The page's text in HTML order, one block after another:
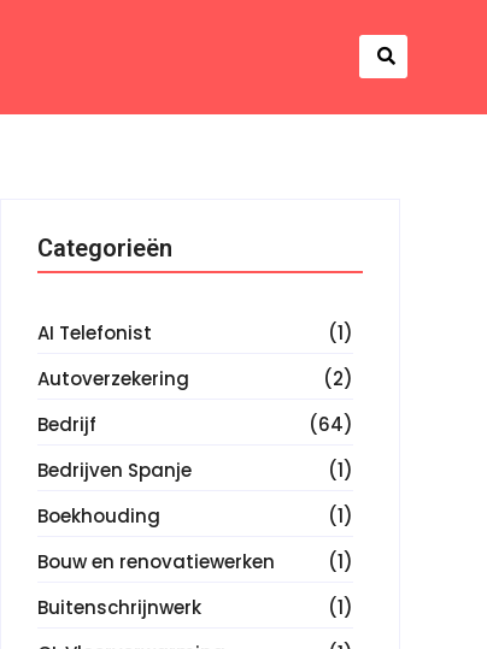
Categorieën
AI Telefonist
(1)
Autoverzekering
(2)
Bedrijf
(64)
Bedrijven Spanje
(1)
Boekhouding
(1)
Bouw en renovatiewerken
(1)
Buitenschrijnwerk
(1)